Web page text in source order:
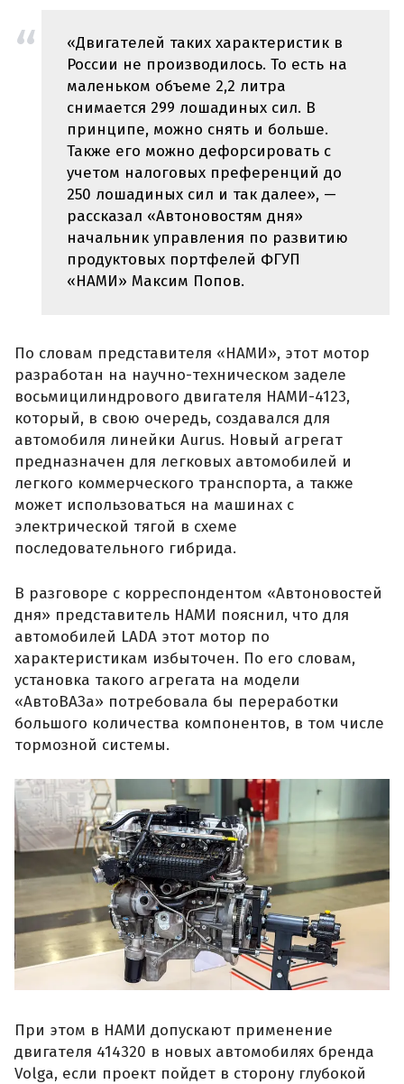
«Двигателей таких характеристик в
России не производилось. То есть на
маленьком объеме 2,2 литра
снимается 299 лошадиных сил. В
принципе, можно снять и больше.
Также его можно дефорсировать с
учетом налоговых преференций до
250 лошадиных сил и так далее», —
рассказал «Автоновостям дня»
начальник управления по развитию
продуктовых портфелей ФГУП
«НАМИ» Максим Попов.
По словам представителя «НАМИ», этот мотор
разработан на научно-техническом заделе
восьмицилиндрового двигателя НАМИ-4123,
который, в свою очередь, создавался для
автомобиля линейки Aurus. Новый агрегат
предназначен для легковых автомобилей и
легкого коммерческого транспорта, а также
может использоваться на машинах с
электрической тягой в схеме
последовательного гибрида.
В разговоре с корреспондентом «Автоновостей
дня» представитель НАМИ пояснил, что для
автомобилей LADA этот мотор по
характеристикам избыточен. По его словам,
установка такого агрегата на модели
«АвтоВАЗа» потребовала бы переработки
большого количества компонентов, в том числе
тормозной системы.
При этом в НАМИ допускают применение
двигателя 414320 в новых автомобилях бренда
Volga, если проект пойдет в сторону глубокой